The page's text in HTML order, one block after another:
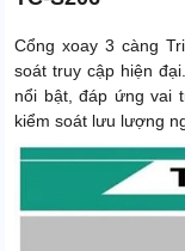
Cổng xoay 3 càng
soát truy cập hiện
nổi bật, đáp ứng vai
kiểm soát lưu lượng